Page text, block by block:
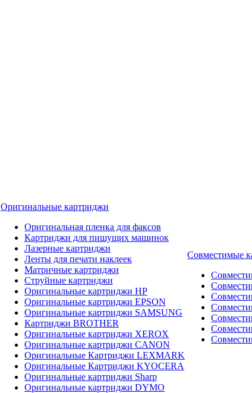
Оригинальные картриджи
Оригинальная пленка для факсов
Картриджи для пишущих машинок
Лазерные картриджи
Ленты для печати наклеек
Матричные картриджи
Струйные картриджи
Оригинальные картриджи HP
Оригинальные картриджи EPSON
Оригинальные картриджи SAMSUNG
Картриджи BROTHER
Оригинальные картриджи XEROX
Оригинальные картриджи CANON
Оригинальные Картриджи LEXMARK
Оригинальные Картриджи KYOCERA
Оригинальные картриджи Sharp
Оригинальные картриджи DYMO
Совместимые